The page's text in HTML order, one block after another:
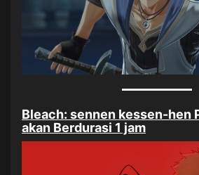
Bleach: sennen kessen-hen
akan Berdurasi 1 jam